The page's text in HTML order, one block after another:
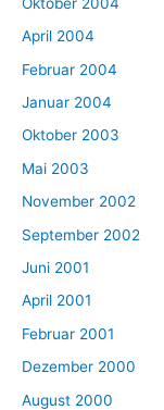
April 2004
Februar 2004
Januar 2004
Oktober 2003
Mai 2003
November 2002
September 2002
Juni 2001
April 2001
Februar 2001
Dezember 2000
August 2000